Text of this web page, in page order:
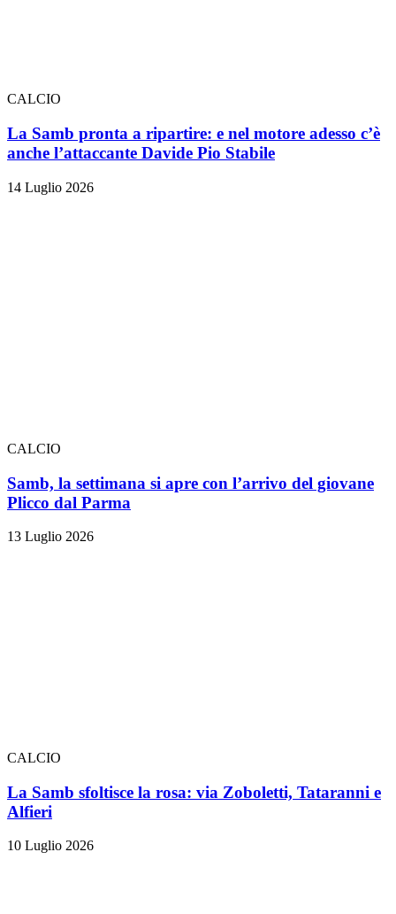
CALCIO
La Samb pronta a ripartire: e nel motore adesso c’è
anche l’attaccante Davide Pio Stabile
14 Luglio 2026
CALCIO
Samb, la settimana si apre con l’arrivo del giovane
Plicco dal Parma
13 Luglio 2026
CALCIO
La Samb sfoltisce la rosa: via Zoboletti, Tataranni e
Alfieri
10 Luglio 2026